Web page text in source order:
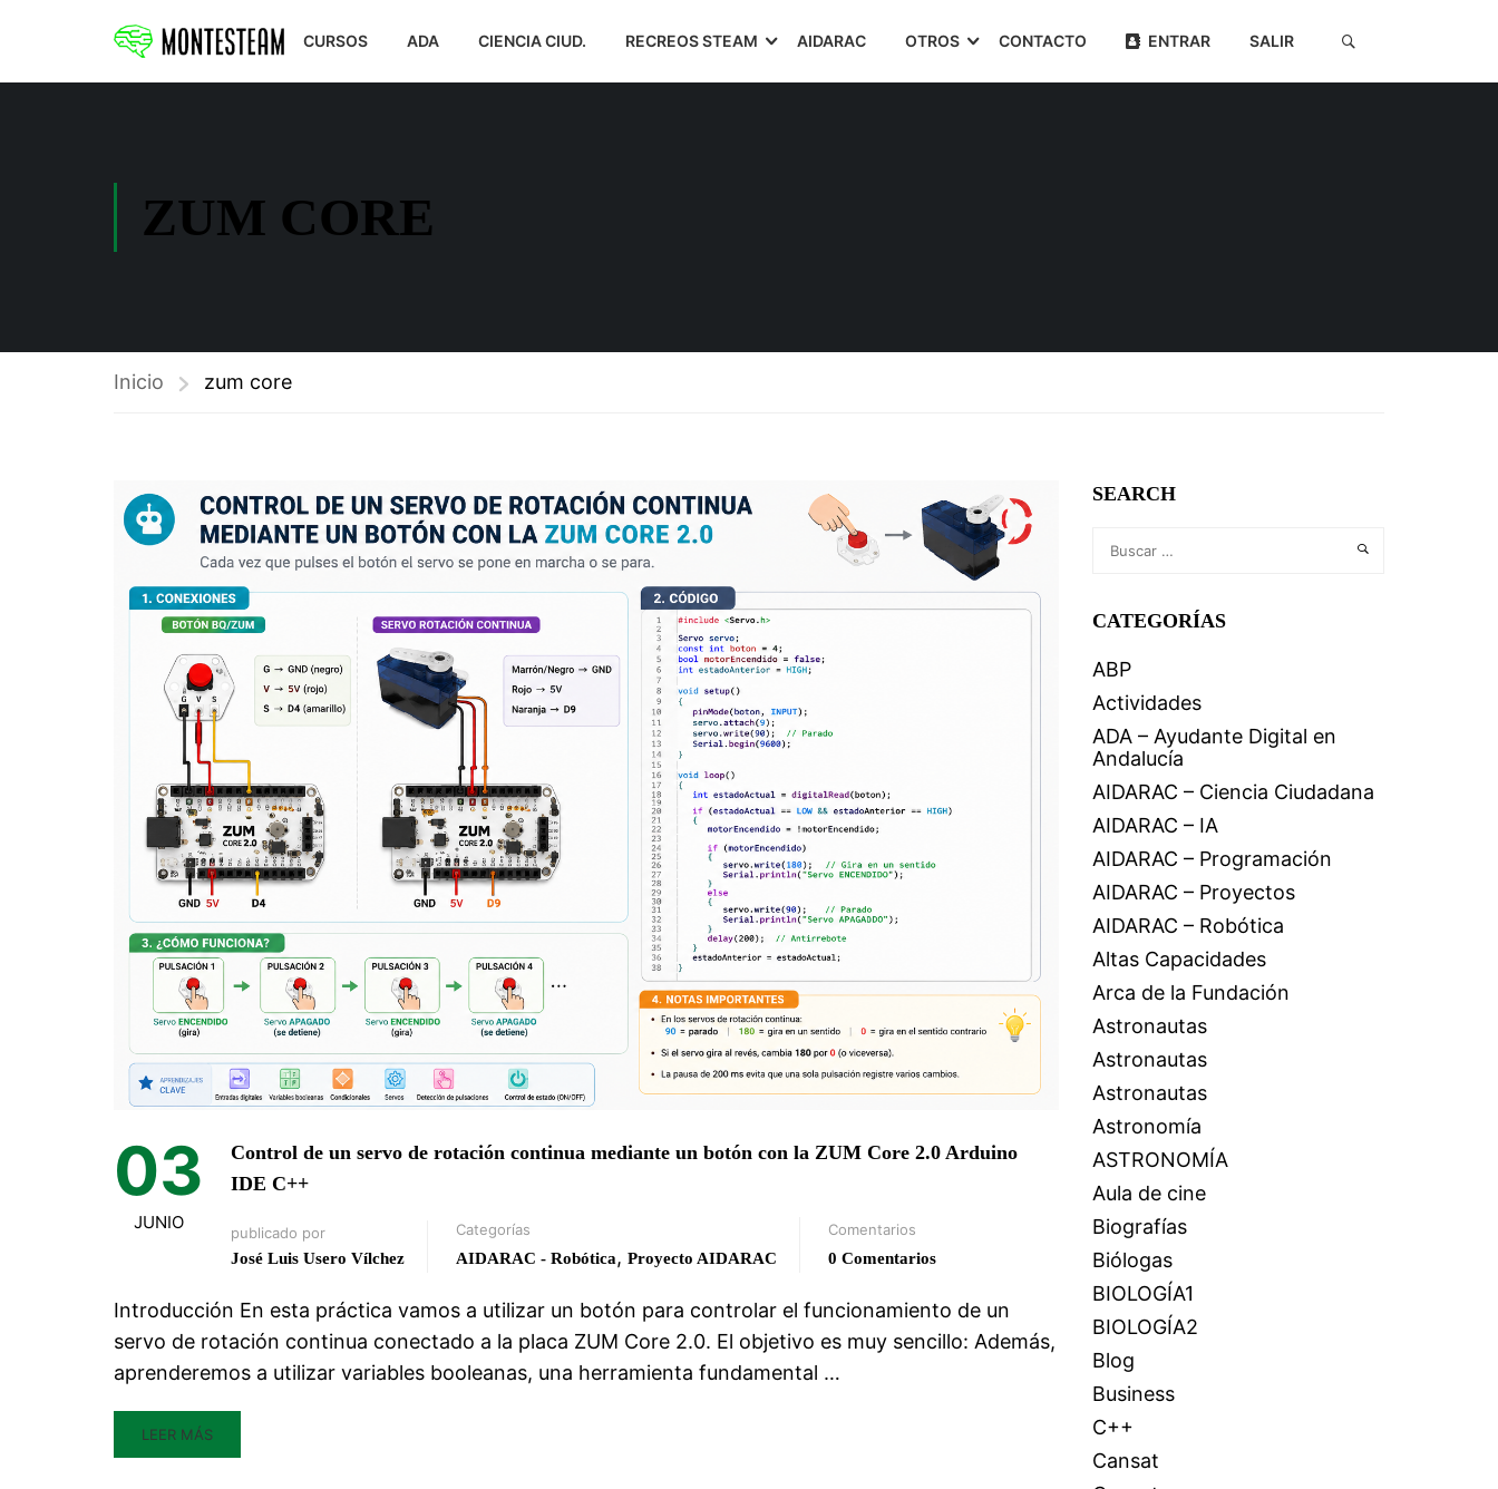
CURSOS ADA CIENCIA CIUD. RECREOS STEAM AIDARAC OTROS CONTACTO ENTRAR SALIR
ZUM CORE
Inicio zum core
03
JUNIO
Control de un servo de rotación continua mediante un botón con la ZUM Core 2.0 Arduino
IDE C++
publicado por
José Luis Usero Vílchez
Categorías
AIDARAC - Robótica, Proyecto AIDARAC
Comentarios
0 Comentarios
Introducción En esta práctica vamos a utilizar un botón para controlar el funcionamiento de un
servo de rotación continua conectado a la placa ZUM Core 2.0. El objetivo es muy sencillo: Además,
aprenderemos a utilizar variables booleanas, una herramienta fundamental …
LEER MÁS
SEARCH
CATEGORÍAS
ABP
Actividades
ADA – Ayudante Digital en
Andalucía
AIDARAC – Ciencia Ciudadana
AIDARAC – IA
AIDARAC – Programación
AIDARAC – Proyectos
AIDARAC – Robótica
Altas Capacidades
Arca de la Fundación
Astronautas
Astronautas
Astronautas
Astronomía
ASTRONOMÍA
Aula de cine
Biografías
Biólogas
BIOLOGÍA1
BIOLOGÍA2
Blog
Business
C++
Cansat